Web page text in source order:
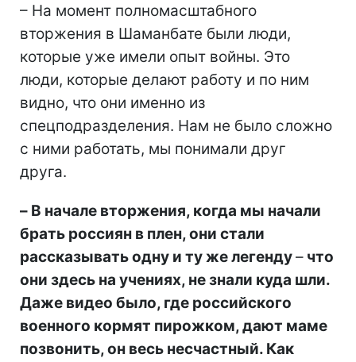
– На момент полномасштабного
вторжения в Шаманбате были люди,
которые уже имели опыт войны. Это
люди, которые делают работу и по ним
видно, что они именно из
спецподразделения. Нам не было сложно
с ними работать, мы понимали друг
друга.
–​​​​​​​ В начале вторжения, когда мы начали
брать россиян в плен, они стали
рассказывать одну и ту же легенду– что
они здесь на учениях, не знали куда шли.
Даже видео было, где российского
военного кормят пирожком, дают маме
позвонить, он весь несчастный. Как